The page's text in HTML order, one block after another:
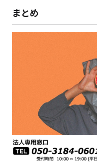
まとめ